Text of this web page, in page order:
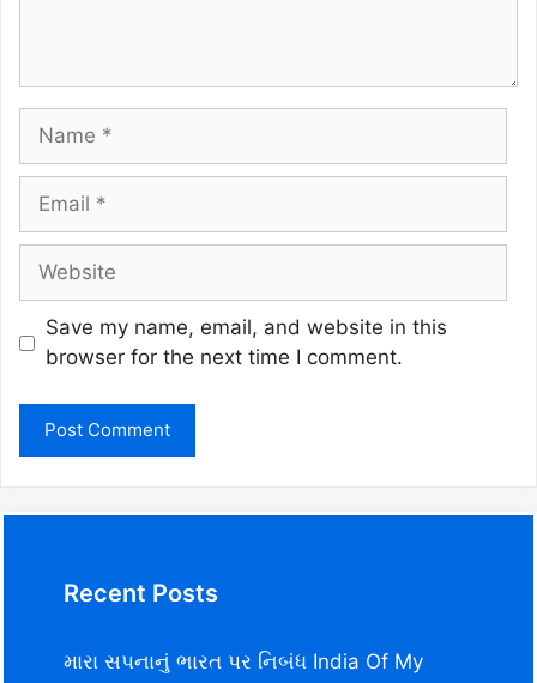
Name
Email
Website
Save my name, email, and website in this
browser for the next time I comment.
Recent Posts
મારા સપનાનું ભારત પર નિબંધ India Of My